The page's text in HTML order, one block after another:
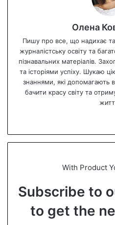
Олена
Пишу про все, що надихає
журналістську освіту та
пізнавальних матеріалів.
та історіями успіху. Шукаю
знаннями, які допомагають
бачити красу світу та
With Product
Subscribe to
to get the